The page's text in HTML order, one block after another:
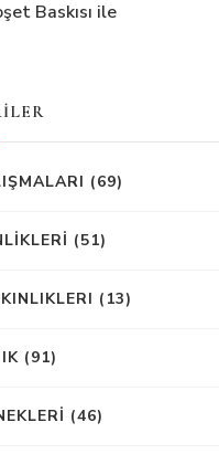
Baskısı ile
(69)
(51)
(13)
(91)
(46)